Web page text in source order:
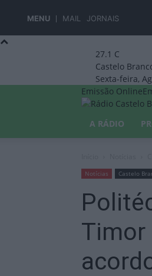
MENU MAIL JORNAIS
27.1 C
Castelo
Sexta-feira,
Emissão Online
A RÁDIO
Notícias Castelo
Timor